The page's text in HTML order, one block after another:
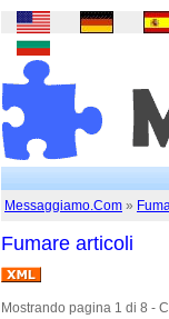
Messaggiamo.Com »
Fumare articoli
Mostrando pagina 1 di 8 -